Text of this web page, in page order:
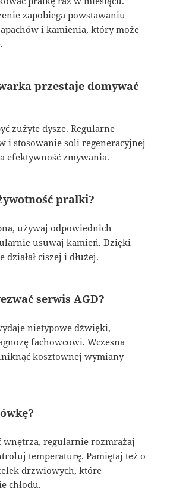
zapobiega powstawaniu
i kamienia, który może
przestaje domywać
zużyte dysze. Regularne
i stosowanie soli regeneracyjnej
efektywność zmywania.
pralki?
używaj odpowiednich
usuwaj kamień. Dzięki
działał ciszej i dłużej.
serwis AGD?
nietypowe dźwięki,
fachowcowi. Wczesna
kosztownej wymiany
wnętrza, regularnie rozmrażaj
temperaturę. Pamiętaj też o
drzwiowych, które
chłodu.